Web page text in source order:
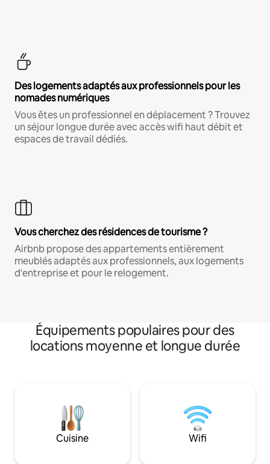
Des logements adaptés aux professionnels pour les
nomades numériques
Vous êtes un professionnel en déplacement ? Trouvez
un séjour longue durée avec accès wifi haut débit et
espaces de travail dédiés.
Vous cherchez des résidences de tourisme ?
Airbnb propose des appartements entièrement
meublés adaptés aux professionnels, aux logements
d'entreprise et pour le relogement.
Équipements populaires pour des
locations moyenne et longue durée
Cuisine Wifi